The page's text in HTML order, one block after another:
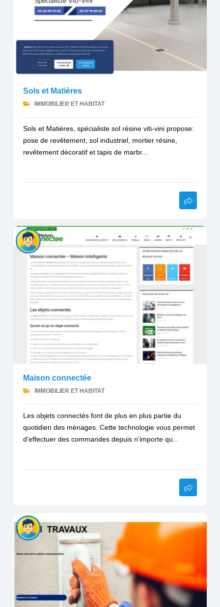
Sols et Matières
IMMOBILIER ET HABITAT
Sols et Matières, spécialiste sol résine viti-vini propose:
pose de revêtement, sol industriel, mortier résine,
revêtement décoratif et tapis de marbr...
Maison connectée
IMMOBILIER ET HABITAT
Les objets connectés font de plus en plus partie du
quotidien des ménages. Cette technologie vous permet
d'effectuer des commandes depuis n'importe qu...